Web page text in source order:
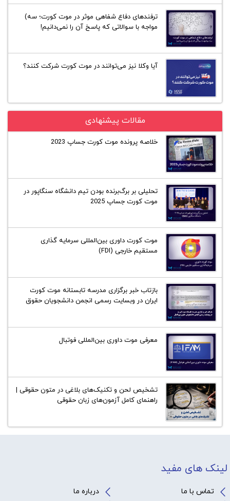
ترفند‌های دفاع شفاهی موثر در موت کورت؛ سه)
مواجه با سوالاتی که پاسخ آن را نمی‌دانیم!
آیا وکلا نیز می‌توانند در موت کورت شرکت کنند؟
مقالات پیشنهادی
خلاصه پرونده موت کورت جساپ 2023
تحلیلی بر برگ‌برنده بودن تیم دانشگاه سنگاپور در
موت کورت جساپ 2025
موت کورت داوری بین‌المللی سرمایه گذاری
مستقیم خارجی (FDI)
بازتاب خبر برگزاری مدرسه تابستانه موت کورت
ایران در وبسایت رسمی انجمن دانشجویان حقوق
معرفی موت داوری بین‌المللی فوتبال
تشخیص لحن و تکنیک‌های بلاغی در متون حقوقی |
راهنمای کامل آزمون‌های زبان حقوقی
لینک های مفید
تماس با ما
درباره ما